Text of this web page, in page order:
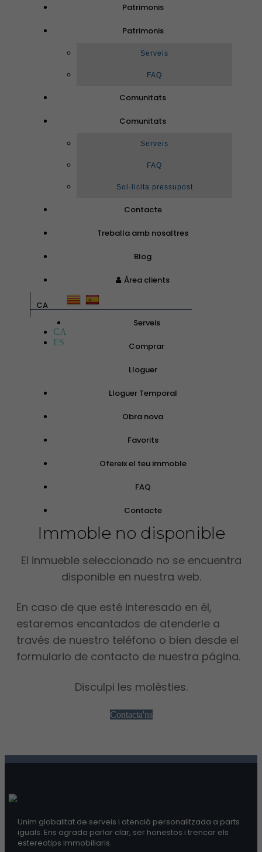
Patrimonis
Patrimonis
Serveis
FAQ
Comunitats
Comunitats
Serveis
FAQ
Sol·licita pressupost
Contacte
Treballa amb nosaltres
Blog
Àrea clients
CA
CA
ES
Serveis
Comprar
Lloguer
Lloguer Temporal
Obra nova
Favorits
Ofereix el teu immoble
FAQ
Contacte
Immoble no disponible
El inmueble seleccionado no se encuentra
disponible en nuestra web.
En caso de que esté interesado en él,
estaremos encantados de atenderle a
través de nuestro teléfono o bien desde el
formulario de contacto de nuestra página.
Disculpi les molèsties.
Contacta'ns
Unim globalitat de serveis i atenció personalitzada a parts
iguals. Ens agrada parlar clar, ser honestos i trencar els
estereotips immobiliaris.